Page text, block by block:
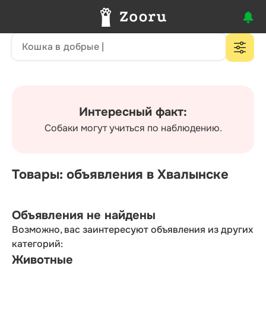
Интересный факт:
Собаки могут учиться по наблюдению.
Товары: объявления в Хвалынске
Объявления не найдены
Возможно, вас заинтересуют объявления из других
категорий:
Животные